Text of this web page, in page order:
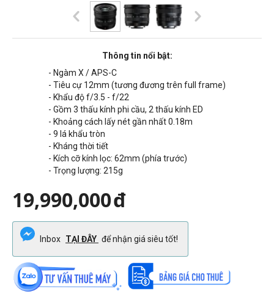
Thông tin nổi bật:
- Ngàm X / APS-C
- Tiêu cự 12mm (tương đương trên full frame)
- Khẩu độ f/3.5 - f/22
- Gồm 3 thấu kính phi cầu, 2 thấu kính ED
- Khoảng cách lấy nét gần nhất 0.18m
- 9 lá khẩu tròn
- Kháng thời tiết
- Kích cỡ kính lọc: 62mm (phía trước)
- Trọng lượng: 215g
19,990,000đ
Inbox TẠI ĐÂY để nhận giá siêu tốt!